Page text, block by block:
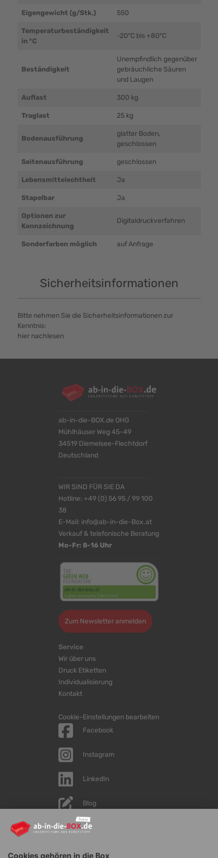
Eigengewicht (g/Stk.) 550
Temperaturbeständigkeit
in °C
-20°C bis +80°C
Beständigkeit
Unempfindlich gegenüber
gebräuchliche Säuren
und Laugen
Auflast 300 kg
Traglast 25 kg
Bodenausführung
glatter Boden,
geschlossen
Seitenausführung geschlossen
Lebensmittelechtheit Ja
Stapelbar Ja
Optionen zur
Kennzeichnung
Digitaldruckverfahren
Sonderfarben möglich auf Anfrage
Sicherheitsinformationen
Bitte nehmen Sie die Sicherheitsinformationen zur
Kenntnis:
hier nachlesen
ab-in-die-BOX.de OHG
Mühlhäuser Weg 45-49
34519 Diemelsee-Flechtdorf
Deutschland
WIR SIND FÜR SIE DA
Hotline: +49 (0) 56 95 / 99 100
38
E-Mail: info@ab-in-die-Box.at
Verkauf & telefonische Beratung
Mo-Fr: 8-16 Uhr
Zum Newsletter anmelden
Service
Wir über uns
Druck Etiketten
Individualisierung
Kontakt
Cookie-Einstellungen bearbeiten
Facebook
Instagram
LinkedIn
Blog
YouTube